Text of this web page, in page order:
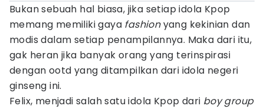
Bukan sebuah hal biasa, jika setiap idola Kpop
memang memiliki gaya fashionyang kekinian dan
modis dalam setiap penampilannya. Maka dari itu,
gak heran jika banyak orang yang terinspirasi
dengan ootd yang ditampilkan dari idola negeri
ginseng ini.
Felix, menjadi salah satu idola Kpop dari boy group